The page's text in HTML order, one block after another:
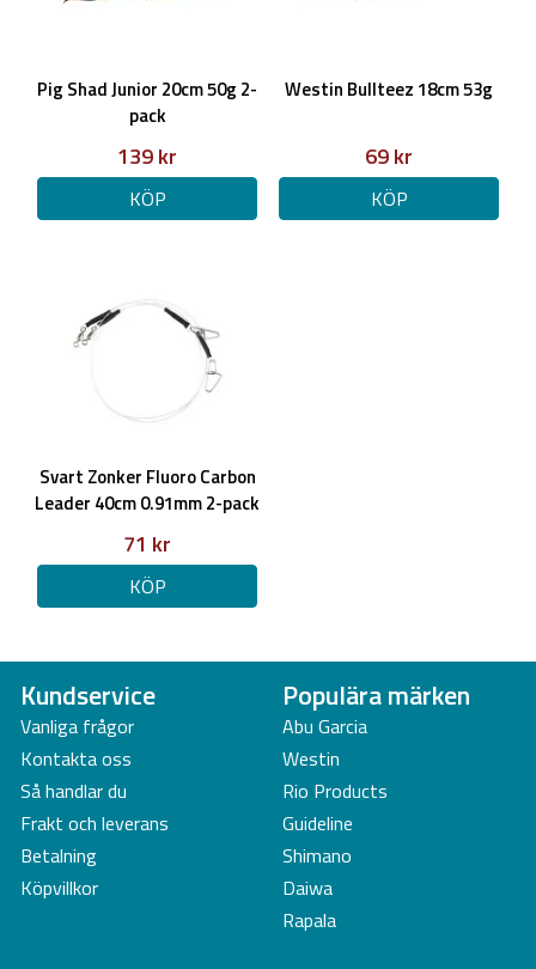
Pig Shad Junior 20cm 50g 2-
pack
139 kr
KÖP
Westin Bullteez 18cm 53g
69 kr
KÖP
Svart Zonker Fluoro Carbon
Leader 40cm 0.91mm 2-pack
71 kr
KÖP
Kundservice
Vanliga frågor
Kontakta oss
Så handlar du
Frakt och leverans
Betalning
Köpvillkor
Populära märken
Abu Garcia
Westin
Rio Products
Guideline
Shimano
Daiwa
Rapala